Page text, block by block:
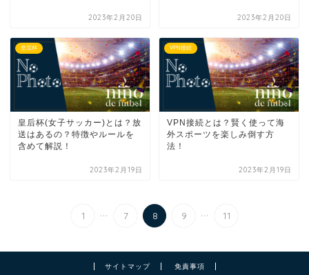
2023年2月20日 2023年2月20日
皇后杯
皇后杯(女子サッカー)とは？放
送はあるの？特徴やルールを
含めて解説！
2023年2月19日
VPN接続
VPN接続とは？賢く使って海
外スポーツを楽しみ倒す方
法！
2023年2月19日
1 ... 7 8 9 ... 11
サイトマップ 免責事項